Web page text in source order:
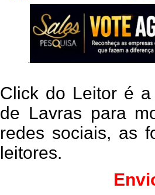
Click do Leitor é
de Lavras para
redes sociais, as
leitores.